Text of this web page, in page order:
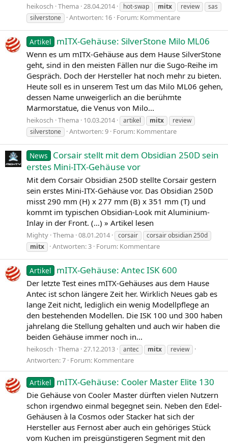
heikosch Thema 28.04.2014 hot-swap mitx review
sas
silverstone
Antworten: 16 Forum: Kommentare
Artikel mITX-Gehäuse: SilverStone Milo ML06
Wenn es um mITX-Gehäuse aus dem Hause SilverStone
geht, sind in den meisten Fällen nur die Sugo-Reihe im
Gespräch. Doch der Hersteller hat noch mehr zu bieten.
Heute soll es in unserem Test um das Milo ML06 gehen,
dessen Name unweigerlich an die berühmte
Marmorstatue, die Venus von Milo...
heikosch Thema 10.03.2014 artikel mitx
review
silverstone
Antworten: 9 Forum: Kommentare
News
Corsair stellt mit dem Obsidian 250D sein
erstes Mini-ITX-Gehäuse vor
Mit dem Corsair Obsidian 250D stellte Corsair gestern
sein erstes Mini-ITX-Gehäuse vor. Das Obsidian 250D
misst 290 mm (H) x 277 mm (B) x 351 mm (T) und
kommt im typischen Obsidian-Look mit Aluminium-
Inlay in der Front. (…) » Artikel lesen
Mighty Thema 08.01.2014 corsair
corsair obsidian 250d
mitx
Antworten: 3 Forum: Kommentare
Artikel mITX-Gehäuse: Antec ISK 600
Der letzte Test eines mITX-Gehäuses aus dem Hause
Antec ist schon längere Zeit her. Wirklich Neues gab es
lange Zeit nicht, lediglich ein wenig Modellpflege an
den bestehenden Modellen. Die ISK 100 und 300 haben
jahrelang die Stellung gehalten und auch wir haben die
beiden Gehäuse immer noch in...
heikosch Thema 27.12.2013 antec mitx review
Antworten: 7 Forum: Kommentare
Artikel mITX-Gehäuse: Cooler Master Elite 130
Die Gehäuse von Cooler Master dürften vielen Nutzern
schon irgendwo einmal begegnet sein. Neben den Edel-
Gehäusen à la Cosmos oder Stacker hat sich der
Hersteller aus Fernost aber auch ein gehöriges Stück
vom Kuchen im preisgünstigeren Segment mit den